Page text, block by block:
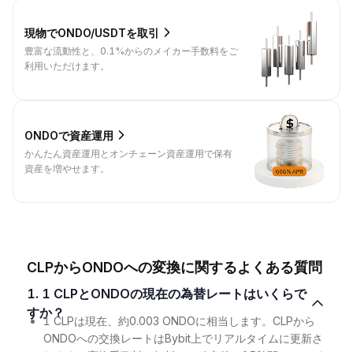
現物でONDO/USDTを取引
豊富な流動性と、0.1%からのメイカー手数料をご
利用いただけます。
ONDOで資産運用
かんたん資産運用とオンチェーン資産運用で保有
資産を増やせます。
CLPからONDOへの変換に関するよくある質問
1. 1 CLPとONDOの現在の為替レートはいくらで
すか？
1 CLPは現在、約0.003 ONDOに相当します。CLPから
ONDOへの交換レートはBybit上でリアルタイムに更新さ